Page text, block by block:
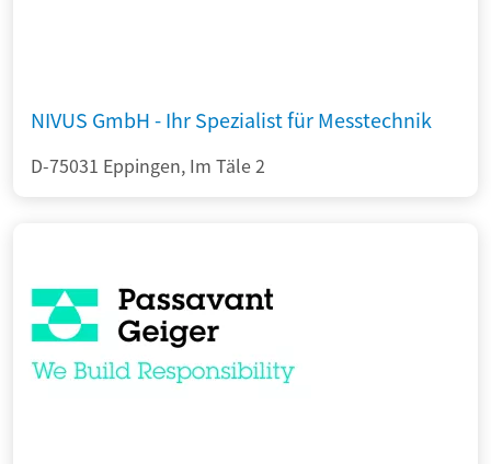
NIVUS GmbH - Ihr Spezialist für Messtechnik
D-75031 Eppingen, Im Täle 2